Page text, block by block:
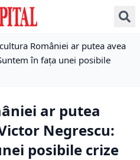
României ar putea avea
în fața unei posibile
ar putea
Negrescu:
posibile crize